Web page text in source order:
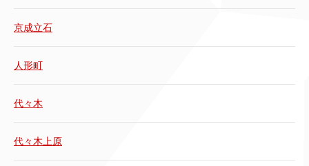
京成立石
人形町
代々木
代々木上原